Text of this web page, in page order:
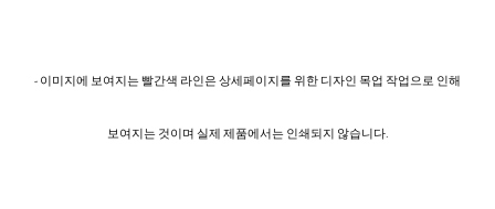
- 이미지에 보여지는 빨간색 라인은 상세페이지를 위한 디자인 목업 작업으로 인해
보여지는 것이며 실제 제품에서는 인쇄되지 않습니다.